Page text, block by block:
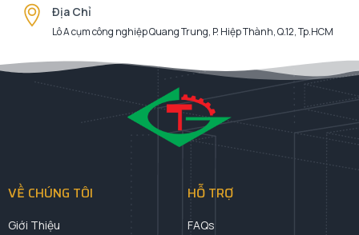
Địa Chỉ
Lô A cụm công nghiệp Quang Trung, P. Hiệp Thành, Q.12, Tp.HCM
VỀ CHÚNG TÔI
Giới Thiệu
HỖ TRỢ
FAQs